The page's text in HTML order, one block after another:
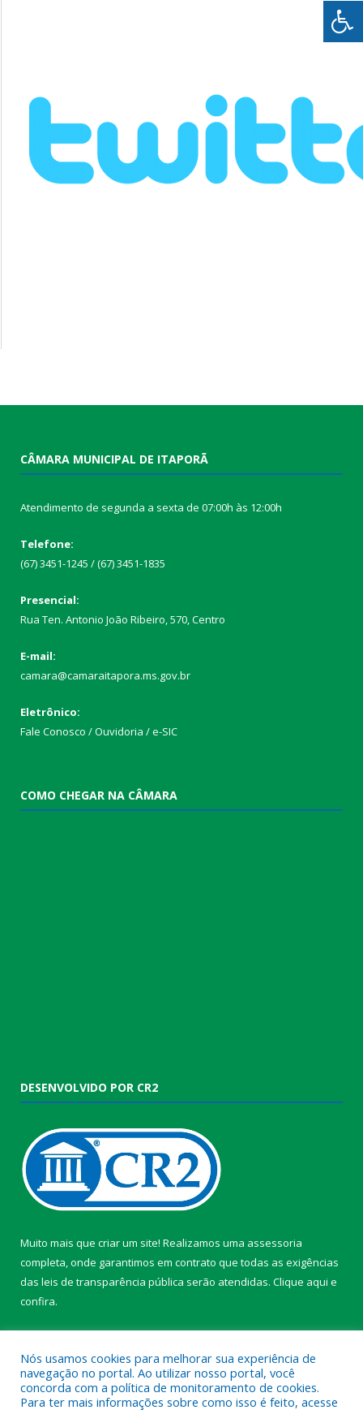
CÂMARA MUNICIPAL DE ITAPORÃ
Atendimento de segunda a sexta de 07:00h às 12:00h
Telefone:
(67) 3451-1245 / (67) 3451-1835
Presencial:
Rua Ten. Antonio João Ribeiro, 570, Centro
E-mail:
camara@camaraitapora.ms.gov.br
Eletrônico:
Fale Conosco / Ouvidoria / e-SIC
COMO CHEGAR NA CÂMARA
DESENVOLVIDO POR CR2
Muito mais que criar um site! Realizamos uma assessoria
completa, onde garantimos em contrato que todas as exigências
das leis de transparência pública serão atendidas. Clique aqui e
confira.
Nós usamos cookies para melhorar sua experiência de
navegação no portal. Ao utilizar nosso portal, você
concorda com a política de monitoramento de cookies.
Para ter mais informações sobre como isso é feito, acesse